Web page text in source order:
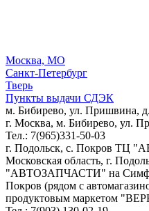
Москва, МО
Санкт-Петербург
Тверь
Пункты выдачи СДЭК
м. Бибирево, ул. Пришвина,
г. Москва, м. Бибирево, ул.
Тел.: 7(965)331-50-03
г. Подольск, c. Покров ТЦ
Московская область, г.
"АВТОЗАПЧАСТИ" на
Покров (рядом с
продуктовым маркетом